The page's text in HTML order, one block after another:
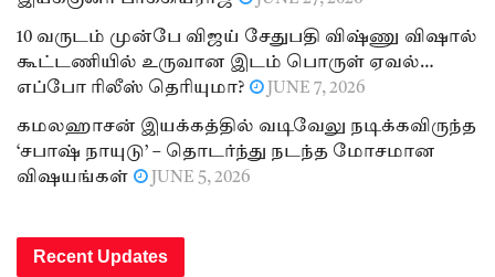
10 வருடம் முன்பே விஜய் சேதுபதி விஷ்ணு விஷால்
கூட்டணியில் உருவான இடம் பொருள் ஏவல்…
எப்போ ரிலீஸ் தெரியுமா?
JUNE 7, 2026
கமலஹாசன் இயக்கத்தில் வடிவேலு நடிக்கவிருந்த
‘சபாஷ் நாயுடு’ – தொடர்ந்து நடந்த மோசமான
விஷயங்கள்
JUNE 5, 2026
Recent Updates